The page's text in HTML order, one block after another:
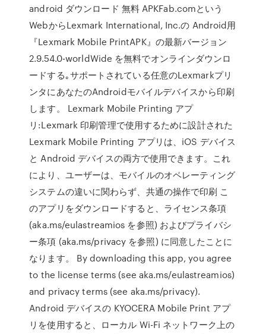
android ダウンロード 無料 APKFab.comという
WebからLexmark International, Inc.の Android用
『Lexmark Mobile PrintAPK』の最新バージョン
2.9.54.0-worldWide を無料でオンラインダウンロ
ードする｡サポートされている任意のLexmarkプリ
ンタにあなたのAndroidモバイルデバイスから印刷
します。 Lexmark Mobile Printing アプ
リ:Lexmark 印刷管理で使用するために設計された
Lexmark Mobile Printing アプリは、iOS デバイス
と Android デバイスの両方で使用できます。これ
により、ユーザーは、モバイルのオペレーティング
システムの違いに関わらず、共通の操作で印刷 こ
のアプリをダウンロードすると、ライセンス条項
(aka.ms/eulastreamios を参照) およびプライバシ
ー条項 (aka.ms/privacy を参照) に同意したことに
なります。 By downloading this app, you agree
to the license terms (see aka.ms/eulastreamios)
and privacy terms (see aka.ms/privacy).
Android デバイスの KYOCERA Mobile Print アプ
リを使用すると、ローカル Wi-Fi ネットワーク上の